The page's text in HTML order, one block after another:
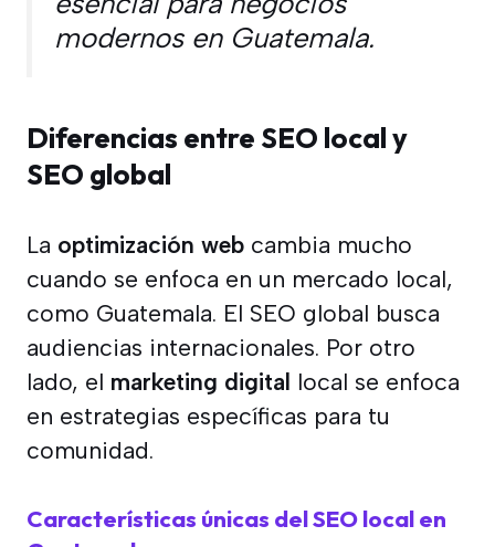
modernos en Guatemala.
Diferencias entre SEO local y
SEO global
La optimización web cambia mucho
cuando se enfoca en un mercado local,
como Guatemala. El SEO global busca
audiencias internacionales. Por otro
lado, el marketing digital local se enfoca
en estrategias específicas para tu
comunidad.
Características únicas del SEO local en